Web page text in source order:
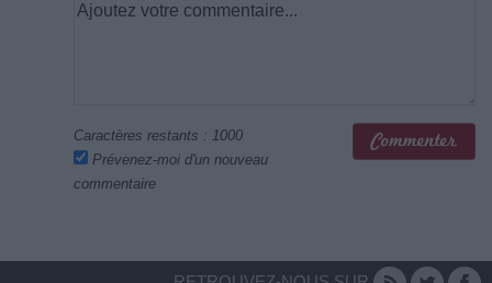
Caractères restants : 1000
Prévenez-moi d'un nouveau
commentaire